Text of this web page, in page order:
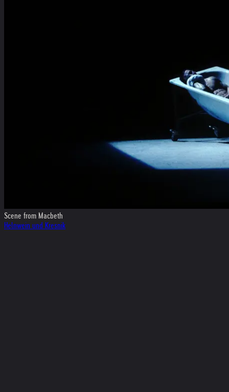
Scene from Macbeth
Helnwein und Kresnik